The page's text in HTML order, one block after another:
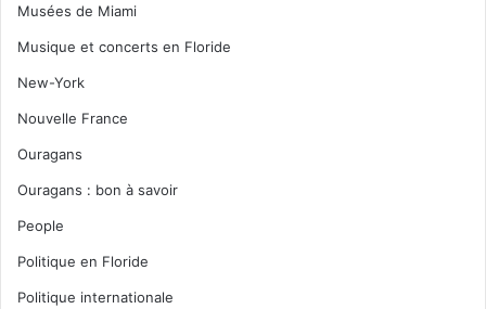
Musées de Miami
Musique et concerts en Floride
New-York
Nouvelle France
Ouragans
Ouragans : bon à savoir
People
Politique en Floride
Politique internationale